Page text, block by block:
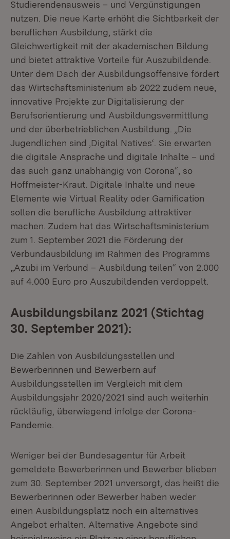
Studierendenausweis – und Vergünstigungen
nutzen. Die neue Karte erhöht die Sichtbarkeit der
beruflichen Ausbildung, stärkt die
Gleichwertigkeit mit der akademischen Bildung
und bietet attraktive Vorteile für Auszubildende.
Unter dem Dach der Ausbildungsoffensive fördert
das Wirtschaftsministerium ab 2022 zudem neue,
innovative Projekte zur Digitalisierung der
Berufsorientierung und Ausbildungsvermittlung
und der überbetrieblichen Ausbildung. „Die
Jugendlichen sind ‚Digital Natives‘. Sie erwarten
die digitale Ansprache und digitale Inhalte – und
das auch ganz unabhängig von Corona“, so
Hoffmeister-Kraut. Digitale Inhalte und neue
Elemente wie Virtual Reality oder Gamification
sollen die berufliche Ausbildung attraktiver
machen. Zudem hat das Wirtschaftsministerium
zum 1. September 2021 die Förderung der
Verbundausbildung im Rahmen des Programms
„Azubi im Verbund – Ausbildung teilen“ von 2.000
auf 4.000 Euro pro Auszubildenden verdoppelt.
Ausbildungsbilanz 2021 (Stichtag
30. September 2021):
Die Zahlen von Ausbildungsstellen und
Bewerberinnen und Bewerbern auf
Ausbildungsstellen im Vergleich mit dem
Ausbildungsjahr 2020/2021 sind auch weiterhin
rückläufig, überwiegend infolge der Corona-
Pandemie.
Weniger bei der Bundesagentur für Arbeit
gemeldete Bewerberinnen und Bewerber blieben
zum 30. September 2021 unversorgt, das heißt die
Bewerberinnen oder Bewerber haben weder
einen Ausbildungsplatz noch ein alternatives
Angebot erhalten. Alternative Angebote sind